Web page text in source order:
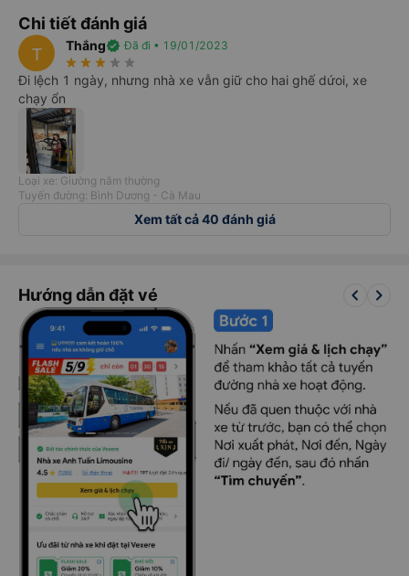
Chi tiết đánh giá
T Thắngverified Đã đi • 19/01/2023
star_rate star_rate star_rate star_rate star_rate
Đi lệch 1 ngày, nhưng nhà xe vẫn giữ cho hai ghế dứoi, xe
chạy ổn
Loại xe: Giường nằm thường
Tuyến đường: Bình Dương - Cà Mau
Xem tất cả 40 đánh giá
Hướng dẫn đặt vé keyboard_arrow_left keyboard_arrow_right